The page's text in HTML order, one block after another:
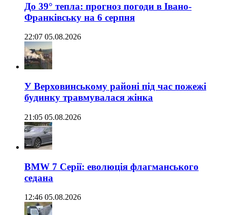
До 39° тепла: прогноз погоди в Івано-
Франківську на 6 серпня
22:07 05.08.2026
У Верховинському районі під час пожежі
будинку травмувалася жінка
21:05 05.08.2026
BMW 7 Серії: еволюція флагманського
седана
12:46 05.08.2026